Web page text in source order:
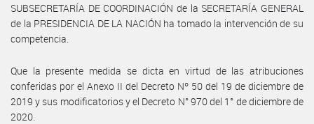
SUBSECRETARÍA DE COORDINACIÓN de la SECRETARÍA GENERAL
de la PRESIDENCIA DE LA NACIÓN ha tomado la intervención de su
competencia.
Que la presente medida se dicta en virtud de las atribuciones
conferidas por el Anexo II del Decreto Nº 50 del 19 de diciembre de
2019 y sus modificatorios y el Decreto N° 970 del 1° de diciembre de
2020.